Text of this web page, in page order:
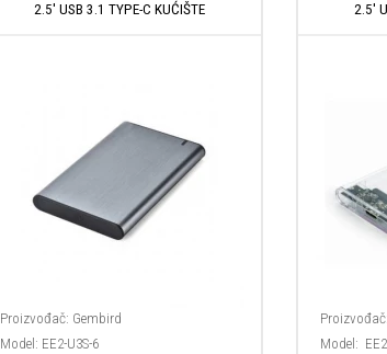
2.5' USB 3.1 TYPE-C KUĆIŠTE
Proizvođač: Gembird
Model: EE2-U3S-6
2.5'
Proizvođač:
Model: